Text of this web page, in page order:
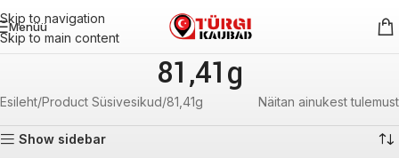
Skip to navigation
Skip to main content
Menüü
81,41g
Esileht Product Süsivesikud 81,41g Näitan ainukest tulemust
Show sidebar